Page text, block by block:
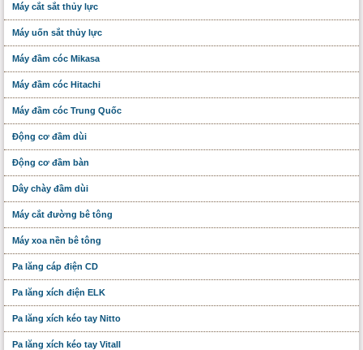
Máy cắt sắt thủy lực
Máy uốn sắt thủy lực
Máy đầm cóc Mikasa
Máy đầm cóc Hitachi
Máy đầm cóc Trung Quốc
Động cơ đầm dùi
Động cơ đầm bàn
Dây chày đầm dùi
Máy cắt đường bê tông
Máy xoa nền bê tông
Pa lăng cáp điện CD
Pa lăng xích điện ELK
Pa lăng xích kéo tay Nitto
Pa lăng xích kéo tay Vitall